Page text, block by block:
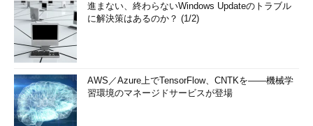
進まない、終わらないWindows Updateのトラブル
に解決策はあるのか？ (1/2)
AWS／Azure上でTensorFlow、CNTKを――機械学
習環境のマネージドサービスが登場